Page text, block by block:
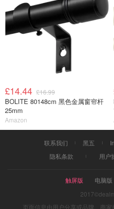
£14.44 £16.99
BOLITE 80148cm 黑色金属窗帘杆
25mm
Amazon
联系我们 黑五
隐私条款
用户
触屏版 电脑版
页面信息由用户分享或品牌、商